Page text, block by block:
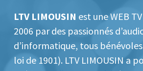
LTV LIMOUSIN est une WEB
2006 par des passionnés
d’informatique, tous
loi de 1901). LTV LIMOUSIN a